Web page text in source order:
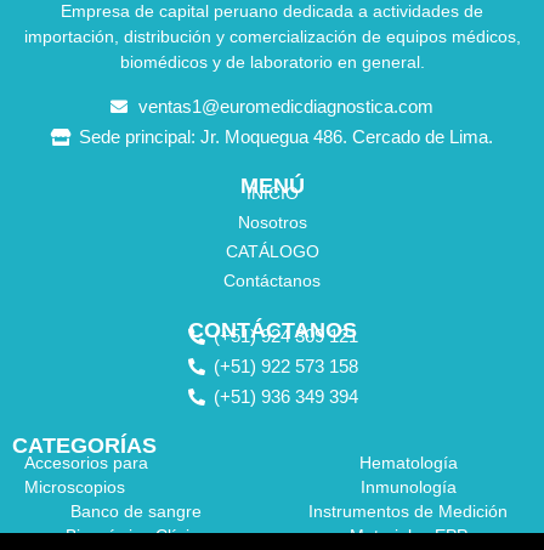
Empresa de capital peruano dedicada a actividades de
importación, distribución y comercialización de equipos médicos,
biomédicos y de laboratorio en general.
ventas1@euromedicdiagnostica.com
Sede principal: Jr. Moquegua 486. Cercado de Lima.
MENÚ
INICIO
Nosotros
CATÁLOGO
Contáctanos
CONTÁCTANOS
(+51) 924 309 121
(+51) 922 573 158
(+51) 936 349 394
CATEGORÍAS
Accesorios para
Microscopios
Banco de sangre
Bioquímica Clínica
Hematología
Inmunología
Instrumentos de Medición
Materiales EPP